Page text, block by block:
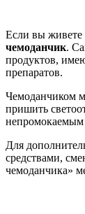
Если вы живете
чемоданчик.
продуктов,
препаратов.
Чемоданчиком
пришить
непромокаемым
Для
средствами,
чемоданчика»